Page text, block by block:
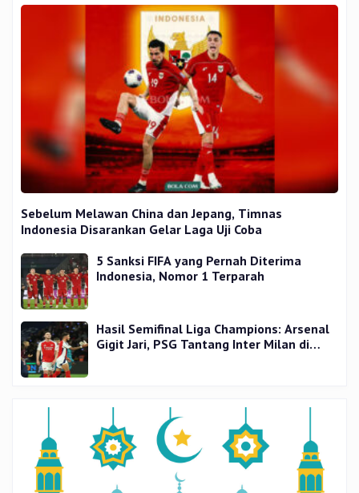
Sebelum Melawan China dan Jepang, Timnas
Indonesia Disarankan Gelar Laga Uji Coba
5 Sanksi FIFA yang Pernah Diterima
Indonesia, Nomor 1 Terparah
Hasil Semifinal Liga Champions: Arsenal
Gigit Jari, PSG Tantang Inter Milan di